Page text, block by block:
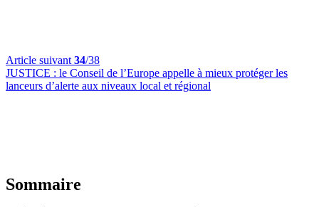
Article suivant 34/38
JUSTICE : le Conseil de l’Europe appelle à mieux protéger les
lanceurs d’alerte aux niveaux local et régional
Sommaire